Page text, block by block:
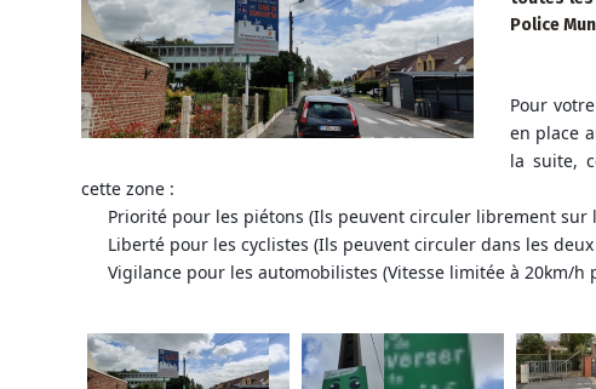
Police
Pour
en place
la suite,
cette zone :
🚶🏻Priorité pour les piétons (Ils peuvent circuler librement sur
🚴🏽‍♀️Liberté pour les cyclistes (Ils peuvent circuler dans les deux
Vigilance pour les automobilistes (Vitesse limitée à 20km/h